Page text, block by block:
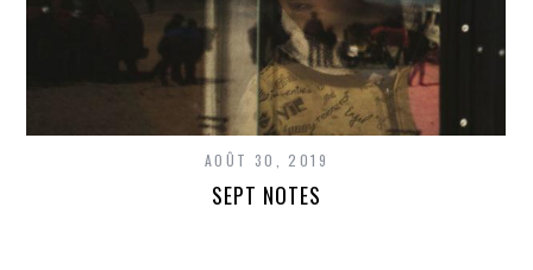
AOÛT 30, 2019
SEPT NOTES